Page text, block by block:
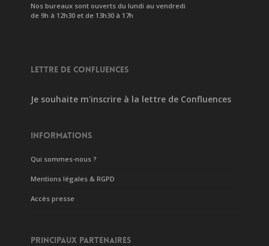
Nos bureaux sont ouverts du lundi au vendredi
de 9h à 12h30 et de 13h30 à 17h
LETTRE DE CONFLUENCES
Je souhaite m'inscrire à la lettre de Confluences
INFORMATIONS
Qui sommes-nous ?
Mentions légales & RGPD
Accès presse
PRINCIPAUX PARTENAIRES